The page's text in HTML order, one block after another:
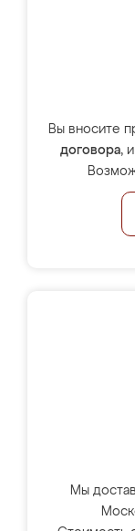
Вы вносите
договора,
Мы